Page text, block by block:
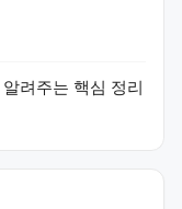
려주는 핵심 정리